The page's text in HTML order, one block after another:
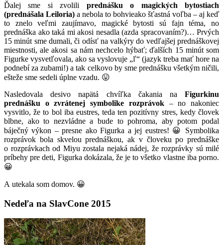
Ďalej sme si zvolili prednášku o magických bytostiach
(prednášala Leiloria) a nebola to bohvieako šťastná voľba – aj keď
to znelo veľmi zaujímavo, magické bytosti sú fajn téma, no
prednáška ako taká mi akosi nesadla (azda spracovaním?)… Prvých
15 minút sme dumali, či odísť na valkýry do vedľajšej prednáškovej
miestnosti, ale akosi sa nám nechcelo hýbať; ďalších 15 minút som
Figurke vysvetľovala, ako sa vyslovuje „ľ“ (jazyk treba mať hore na
podnebí za zubami!) a tak celkovo by sme prednášku všetkým ničili,
ešteže sme sedeli úplne vzadu. 😛
Nasledovala desivo napätá chvíľka čakania na Figurkinu
prednášku o zvrátenej symbolike rozprávok– no nakoniec
vysvitlo, že to bol iba eustres, teda ten pozitívny stres, kedy človek
blbne, ako to nezvládne a bude to pohroma, aby potom podal
báječný výkon – presne ako Figurka a jej eustres! 😀 Symbolika
rozprávok bola skvelou prednáškou, ak v človeku po prednáške
o rozprávkach od Miyu zostala nejaká nádej, že rozprávky sú milé
príbehy pre deti, Figurka dokázala, že je to všetko vlastne iba porno.
😀
A utekala som domov. 😀
Nedeľa na SlavCone 2015